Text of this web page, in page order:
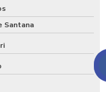
Santana